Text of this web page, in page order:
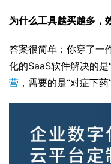
为什么工具越买越多，
答案很简单：你穿了一
化的SaaS软件解决的是
营 ，需要的是“对症下药